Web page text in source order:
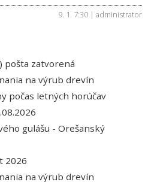
9. 1. 7:30 | administrator
pošta zatvorená
na výrub drevín
počas letných horúčav
gulášu - Orešanský
2026
na výrub drevín